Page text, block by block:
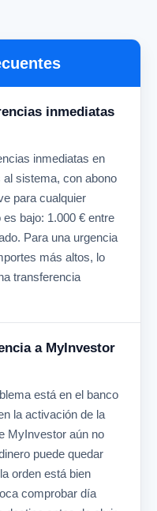
inmediatas
inmediatas en
sistema, con abono
para cualquier
bajo: 1.000 € entre
Para una urgencia
más altos, lo
transferencia
a MyInvestor
está en el banco
la activación de la
MyInvestor aún no
puede quedar
orden está bien
comprobar día